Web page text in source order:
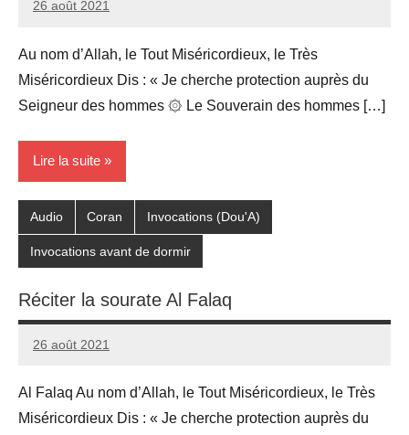
26 août 2021
prieres
Au nom d’Allah, le Tout Miséricordieux, le Très
Miséricordieux Dis : « Je cherche protection auprès du
Seigneur des hommes ۞ Le Souverain des hommes […]
Lire la suite
Audio Coran Invocations (Dou'A)
Invocations avant de dormir
Réciter la sourate Al Falaq
26 août 2021
prieres
Al Falaq Au nom d’Allah, le Tout Miséricordieux, le Très
Miséricordieux Dis : « Je cherche protection auprès du